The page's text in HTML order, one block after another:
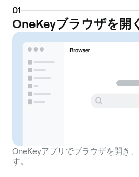
01
OneKeyブラウザを開
OneKeyアプリでブラウザを開き
す。